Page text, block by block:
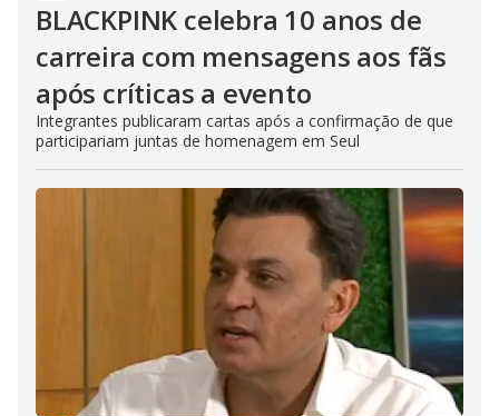
BLACKPINK celebra 10 anos de
carreira com mensagens aos fãs
após críticas a evento
Integrantes publicaram cartas após a confirmação de que
participariam juntas de homenagem em Seul